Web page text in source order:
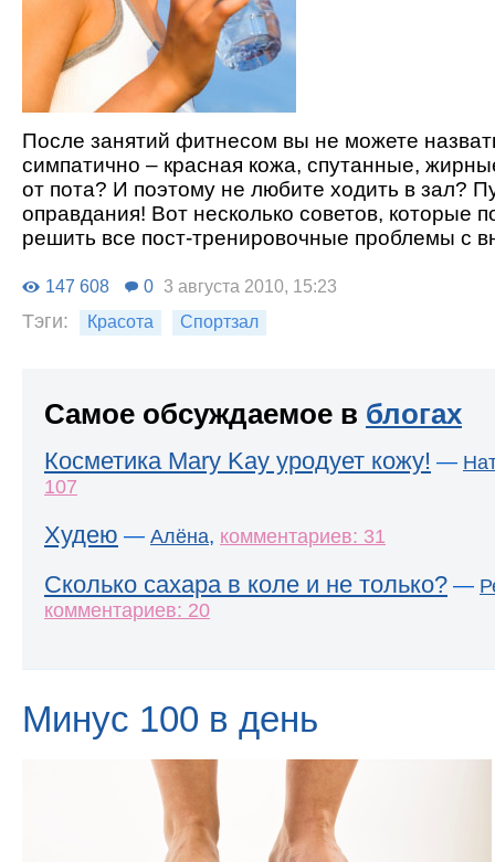
После занятий фитнесом вы не можете
симпатично – красная кожа, спутанные,
от пота? И поэтому не любите ходить в зал?
оправдания! Вот несколько советов, которые
решить все пост-тренировочные проблемы с
147 608 0 3 августа 2010, 15:23
Тэги: Красота Спортзал
Самое обсуждаемое в блогах
Косметика Mary Kay уродует кожу! —
107
Худею — Алёна, комментариев: 31
Сколько сахара в коле и не только? —
комментариев: 20
Минус 100 в день